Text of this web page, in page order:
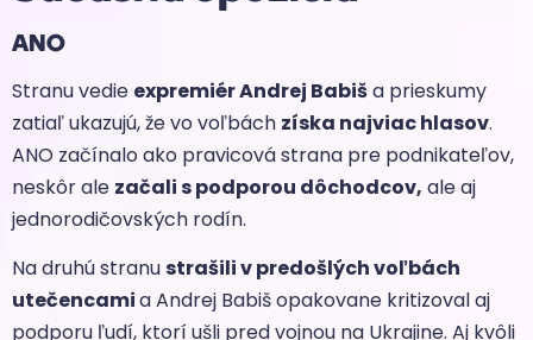
ANO
Stranu vedie expremiér Andrej Babiša prieskumy
zatiaľ ukazujú, že vo voľbách získa najviac hlasov.
ANO začínalo ako pravicová strana pre podnikateľov,
neskôr ale začali s podporou dôchodcov, ale aj
jednorodičovských rodín.
Na druhú stranustrašili v predošlých voľbách
utečencamia Andrej Babiš opakovane kritizoval aj
podporu ľudí, ktorí ušli pred vojnou na Ukrajine. Aj kvôli